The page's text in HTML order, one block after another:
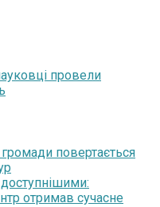
провели
повертається
отримав сучасне